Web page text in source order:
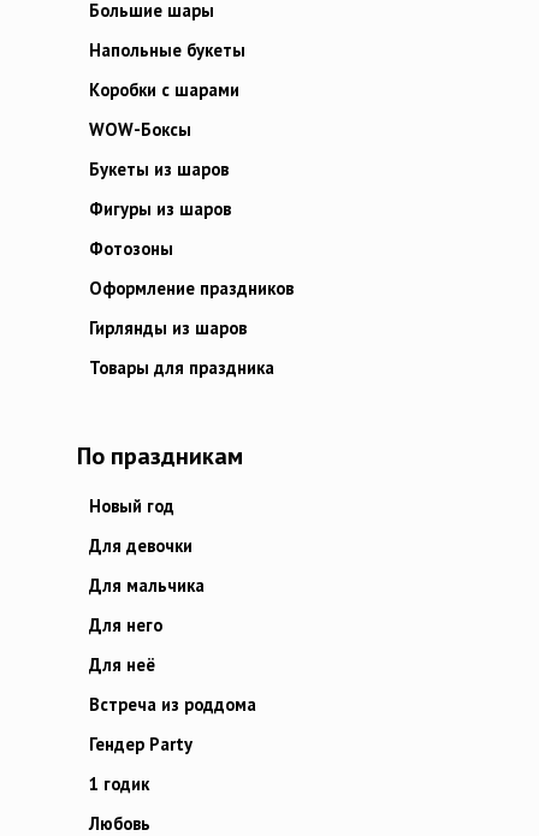
Большие шары
Напольные букеты
Коробки с шарами
WOW-Боксы
Букеты из шаров
Фигуры из шаров
Фотозоны
Оформление праздников
Гирлянды из шаров
Товары для праздника
По праздникам
Новый год
Для девочки
Для мальчика
Для него
Для неё
Встреча из роддома
Гендер Party
1 годик
Любовь